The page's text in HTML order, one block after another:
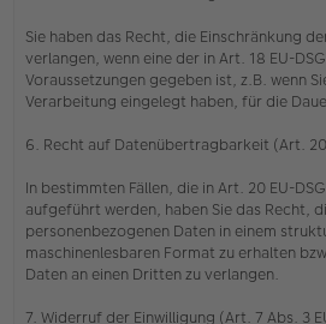
Sie haben das Recht, die Einschränkung
verlangen, wenn eine der in Art. 18 EU-
Voraussetzungen gegeben ist, z.B. wenn
Verarbeitung eingelegt haben, für die
6. Recht auf Datenübertragbarkeit (Art.
In bestimmten Fällen, die in Art. 20 EU-
aufgeführt werden, haben Sie das Recht,
personenbezogenen Daten in einem
maschinenlesbaren Format zu erhalten
Daten an einen Dritten zu verlangen.
7. Widerruf der Einwilligung (Art. 7 Abs. 3